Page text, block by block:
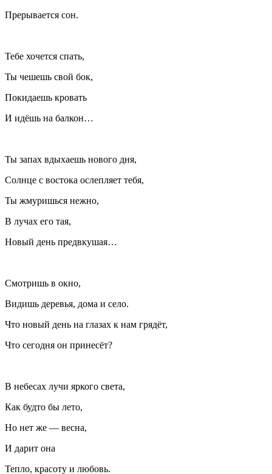
Прерывается сон.
Тебе хочется спать,
Ты чешешь свой бок,
Покидаешь кровать
И идёшь на балкон…
Ты запах вдыхаешь нового дня,
Солнце с востока ослепляет тебя,
Ты жмуришься нежно,
В лучах его тая,
Новый день предвкушая…
Смотришь в окно,
Видишь деревья, дома и село.
Что новый день на глазах к нам грядёт,
Что сегодня он принесёт?
В небесах лучи яркого света,
Как будто бы лето,
Но нет же — весна,
И дарит она
Тепло, красоту и любовь.